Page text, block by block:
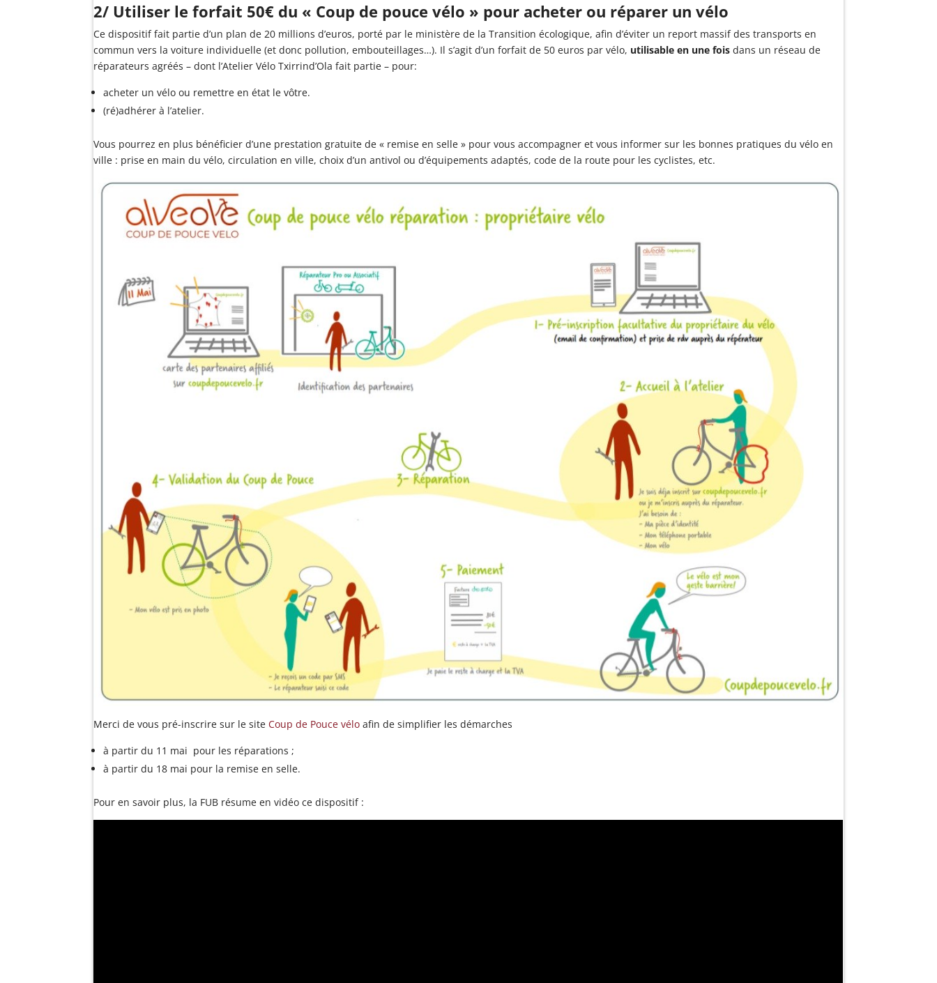
2/ Utiliser le forfait 50€ du « Coup de pouce vélo » pour acheter ou réparer un vélo
Ce dispositif fait partie d’un plan de 20 millions d’euros, porté par le ministère de la Transition écologique, afin d’éviter un report massif des transports en
commun vers la voiture individuelle (et donc pollution, embouteillages…). Il s’agit d’un forfait de 50 euros par vélo, utilisable en une fois dans un réseau de
réparateurs agréés – dont l’Atelier Vélo Txirrind’Ola fait partie – pour:
acheter un vélo ou remettre en état le vôtre.
(ré)adhérer à l’atelier.
Vous pourrez en plus bénéficier d’une prestation gratuite de « remise en selle » pour vous accompagner et vous informer sur les bonnes pratiques du vélo en
ville : prise en main du vélo, circulation en ville, choix d’un antivol ou d’équipements adaptés, code de la route pour les cyclistes, etc.
Merci de vous pré-inscrire sur le siteCoup de Pouce vélo afin de simplifier les démarches
à partir du 11 mai pour les réparations ;
à partir du 18 mai pour la remise en selle.
Pour en savoir plus, la FUB résume en vidéo ce dispositif :